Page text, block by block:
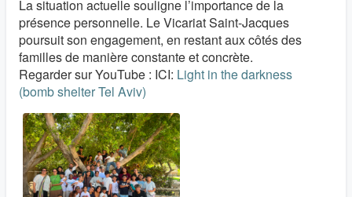
La situation actuelle souligne l’importance de la
présence personnelle. Le Vicariat Saint-Jacques
poursuit son engagement, en restant aux côtés des
familles de manière constante et concrète.
Regarder sur YouTube : ICI: Light in the darkness
(bomb shelter Tel Aviv)